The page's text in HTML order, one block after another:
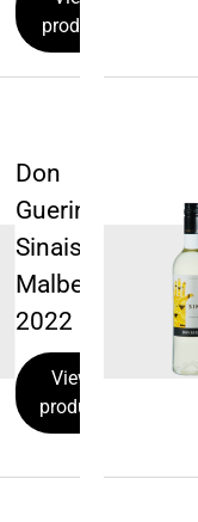
product
Don
Guerino
Sinais
Malbec
2022
View
product